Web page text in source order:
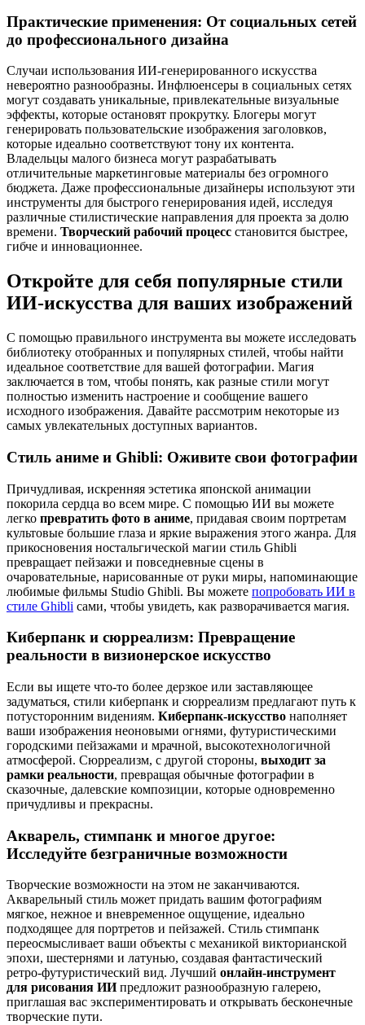
Практические применения: От социальных сетей
до профессионального дизайна
Случаи использования ИИ-генерированного искусства
невероятно разнообразны. Инфлюенсеры в социальных сетях
могут создавать уникальные, привлекательные визуальные
эффекты, которые остановят прокрутку. Блогеры могут
генерировать пользовательские изображения заголовков,
которые идеально соответствуют тону их контента.
Владельцы малого бизнеса могут разрабатывать
отличительные маркетинговые материалы без огромного
бюджета. Даже профессиональные дизайнеры используют эти
инструменты для быстрого генерирования идей, исследуя
различные стилистические направления для проекта за долю
времени. Творческий рабочий процесс становится быстрее,
гибче и инновационнее.
Откройте для себя популярные стили
ИИ-искусства для ваших изображений
С помощью правильного инструмента вы можете исследовать
библиотеку отобранных и популярных стилей, чтобы найти
идеальное соответствие для вашей фотографии. Магия
заключается в том, чтобы понять, как разные стили могут
полностью изменить настроение и сообщение вашего
исходного изображения. Давайте рассмотрим некоторые из
самых увлекательных доступных вариантов.
Стиль аниме и Ghibli: Оживите свои фотографии
Причудливая, искренняя эстетика японской анимации
покорила сердца во всем мире. С помощью ИИ вы можете
легко превратить фото в аниме, придавая своим портретам
культовые большие глаза и яркие выражения этого жанра. Для
прикосновения ностальгической магии стиль Ghibli
превращает пейзажи и повседневные сцены в
очаровательные, нарисованные от руки миры, напоминающие
любимые фильмы Studio Ghibli. Вы можете попробовать ИИ в
стиле Ghibli сами, чтобы увидеть, как разворачивается магия.
Киберпанк и сюрреализм: Превращение
реальности в визионерское искусство
Если вы ищете что-то более дерзкое или заставляющее
задуматься, стили киберпанк и сюрреализм предлагают путь к
потусторонним видениям. Киберпанк-искусство наполняет
ваши изображения неоновыми огнями, футуристическими
городскими пейзажами и мрачной, высокотехнологичной
атмосферой. Сюрреализм, с другой стороны, выходит за
рамки реальности, превращая обычные фотографии в
сказочные, далевские композиции, которые одновременно
причудливы и прекрасны.
Акварель, стимпанк и многое другое:
Исследуйте безграничные возможности
Творческие возможности на этом не заканчиваются.
Акварельный стиль может придать вашим фотографиям
мягкое, нежное и вневременное ощущение, идеально
подходящее для портретов и пейзажей. Стиль стимпанк
переосмысливает ваши объекты с механикой викторианской
эпохи, шестернями и латунью, создавая фантастический
ретро-футуристический вид. Лучший онлайн-инструмент
для рисования ИИпредложит разнообразную галерею,
приглашая вас экспериментировать и открывать бесконечные
творческие пути.